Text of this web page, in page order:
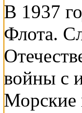
В 1937
Флота.
войны с
Морские